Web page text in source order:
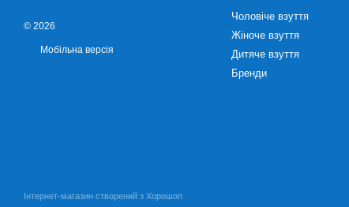
© 2026
Мобільна версія
Інтернет-магазин створений з Хорошоп
Чоловіче взуття
Жіноче взуття
Дитяче взуття
Бренди